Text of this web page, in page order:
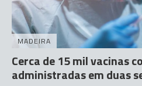
MADEIRA
Cerca de 15 mil vacinas
administradas em duas